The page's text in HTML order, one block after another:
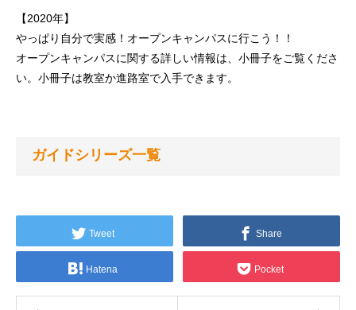
【2020年】
やっぱり自分で実感！オープンキャンパスに行こう！！
オープンキャンパスに関する詳しい情報は、小冊子をご覧くださ
い。小冊子は教室か進路室で入手できます。
ガイドシリーズ一覧
Tweet Share
Hatena Pocket